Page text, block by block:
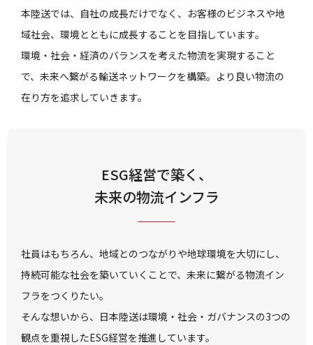
本陸送では、自社の成長だけでなく、お客様のビジネスや地
域社会、環境とともに成長することを目指しています。
環境・社会・経済のバランスを考えた物流を実現すること
で、未来へ繋がる輸送ネットワークを構築。より良い物流の
在り方を追求していきます。
ESG経営で築く、
未来の物流インフラ
社員はもちろん、地域とのつながりや地球環境を大切にし、
持続可能な社会を築いていくことで、未来に繋がる物流イン
フラをつくりたい。
そんな想いから、日本陸送は環境・社会・ガバナンスの3つの
観点を重視したESG経営を推進しています。